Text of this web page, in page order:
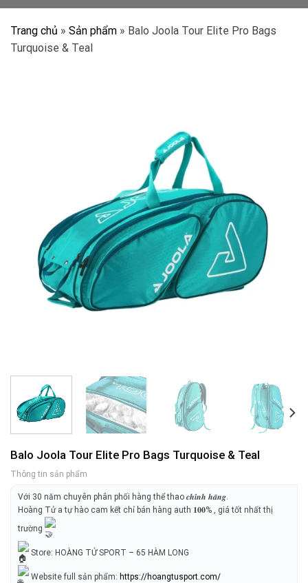
Trang chủ » Sản phẩm » Balo Joola Tour Elite Pro Bags
Turquoise & Teal
Balo Joola Tour Elite Pro Bags Turquoise & Teal
Thông tin sản phẩm
Với 30 năm chuyên phân phối hàng thể thao 𝒄𝒉𝒊́𝒏𝒉 𝒉𝒂̃𝒏𝒈.
Hoàng Tử a tự hào cam kết chỉ bán hàng auth 𝟏𝟎𝟎% , giá tốt nhất thị
trường
Store: HOÀNG TỬ SPORT – 65 HÀM LONG
Website full sản phẩm: https://hoangtusport.com/